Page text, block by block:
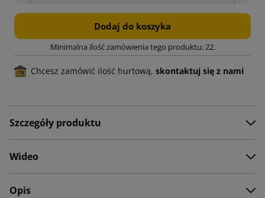
Dodaj do koszyka
Minimalna ilość zamówienia tego produktu: 22.
Chcesz zamówić ilość hurtową, skontaktuj się z nami
Szczegóły produktu
Wideo
Opis